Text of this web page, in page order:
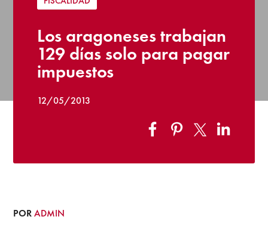
Los aragoneses trabajan
129 días solo para pagar
impuestos
12/05/2013
PORADMIN